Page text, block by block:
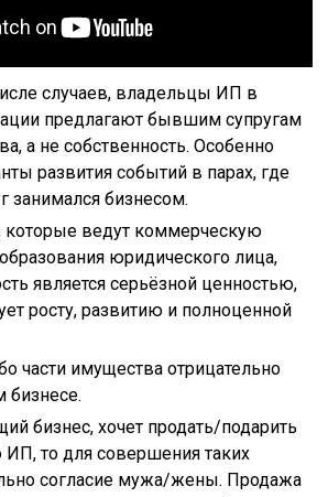
случаев, владельцы ИП в
предлагают бывшим супругам
а не собственность. Особенно
развития событий в парах, где
занимался бизнесом.
которые ведут коммерческую
юридического лица,
является серьёзной ценностью,
росту, развитию и полноценной
части имущества отрицательно
бизнесе.
бизнес, хочет продать/подарить
то для совершения таких
согласие мужа/жены. Продажа